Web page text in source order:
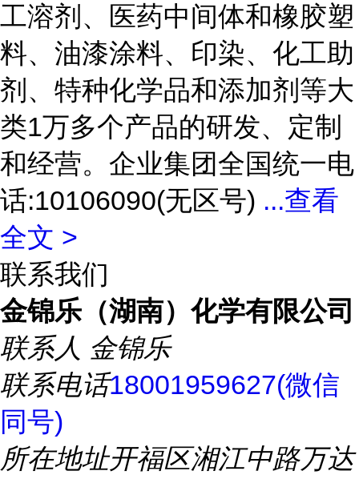
工溶剂、医药中间体和橡胶塑
料、油漆涂料、印染、化工助
剂、特种化学品和添加剂等大
类1万多个产品的研发、定制
和经营。企业集团全国统一电
话:10106090(无区号) ...查看
全文 >
联系我们
金锦乐（湖南）化学有限公司
联系人 金锦乐
联系电话18001959627(微信
同号)
所在地址开福区湘江中路万达